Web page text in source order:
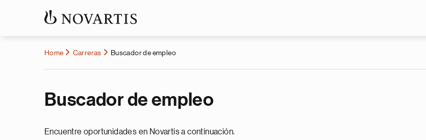
Home Carreras Buscador de empleo
Buscador de empleo
Encuentre oportunidades en Novartis a continuación.